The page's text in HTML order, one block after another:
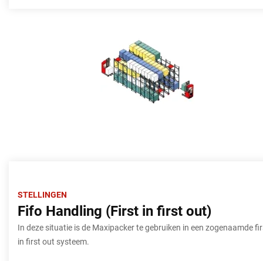
STELLINGEN
Fifo Handling (First in first out)
In deze situatie is de Maxipacker te gebruiken in een zogenaamde
in first out systeem.